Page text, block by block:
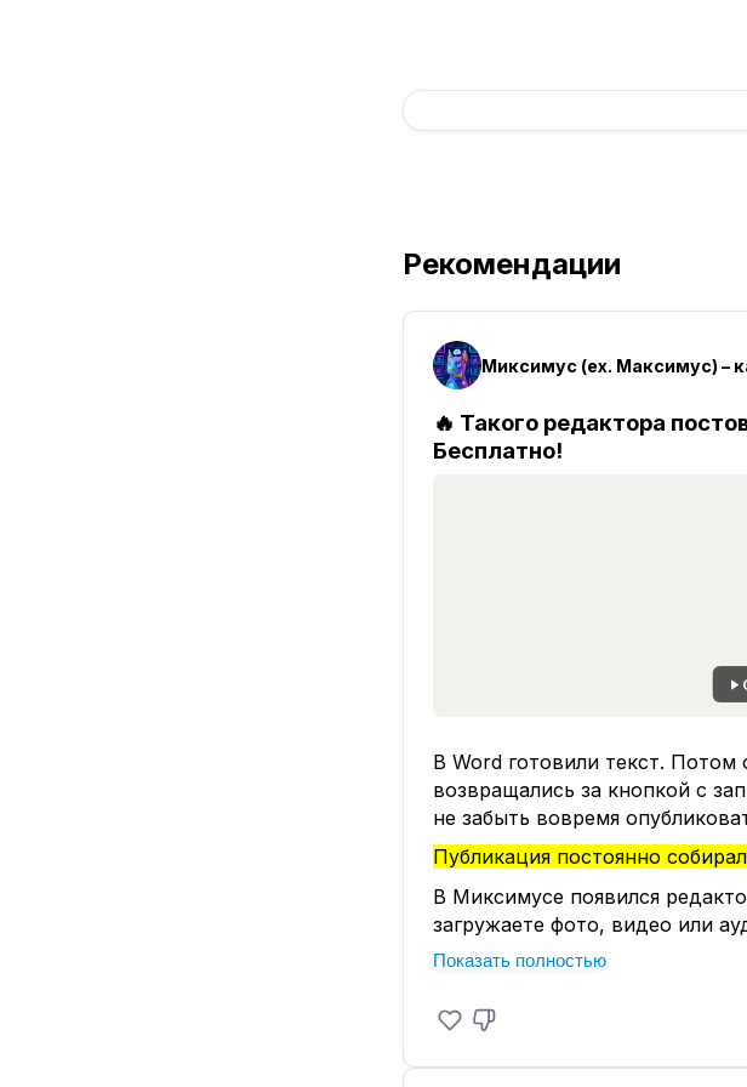
Рекомендации
🔥 Такого редактора
Бесплатно!
В Word готовили текст.
возвращались за кнопкой с
не забыть вовремя
Публикация постоянно
В Миксимусе появился
загружаете фото, видео или
выхода.
✨ Текст можно быстро
Показать полностью